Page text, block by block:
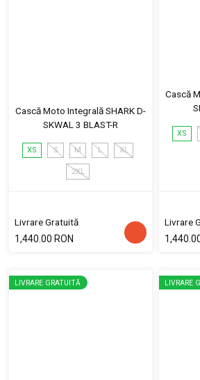
Cască Moto Integrală SHARK D-
SKWAL 3 BLAST-R
XS S M L XL
2XL
Livrare Gratuită
1,440.00 RON
Cască
XS
Livrare
LIVRARE GRATUITĂ LIVRARE